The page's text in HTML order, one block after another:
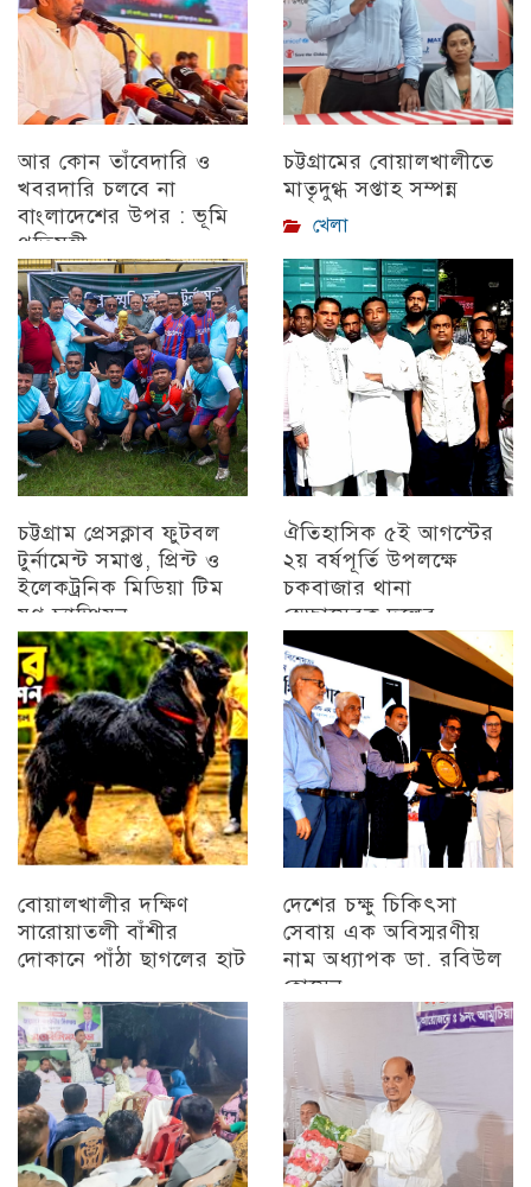
আর কোন তাঁবেদারি ও
খবরদারি চলবে না
বাংলাদেশের উপর : ভূমি
প্রতিমন্ত্রী
চট্টগ্রাম
চট্টগ্রামের বোয়ালখালীতে
মাতৃদুগ্ধ সপ্তাহ সম্পন্ন
খেলা
চট্টগ্রাম প্রেসক্লাব ফুটবল
টুর্নামেন্ট সমাপ্ত, প্রিন্ট ও
ইলেকট্রনিক মিডিয়া টিম
যুগ্ন চ্যাম্পিয়ন
চট্টগ্রাম
ঐতিহাসিক ৫ই আগস্টের
২য় বর্ষপূর্তি উপলক্ষে
চকবাজার থানা
স্বেচ্ছাসেবক দলের
প্রামাণ্যচিত্র প্রদর্শন ও
বিজয় মিছিল
চট্টগ্রাম
বোয়ালখালীর দক্ষিণ
সারোয়াতলী বাঁশীর
দোকানে পাঁঠা ছাগলের হাট
দেশের চক্ষু চিকিৎসা
সেবায় এক অবিস্মরণীয়
নাম অধ্যাপক ডা. রবিউল
হোসেন